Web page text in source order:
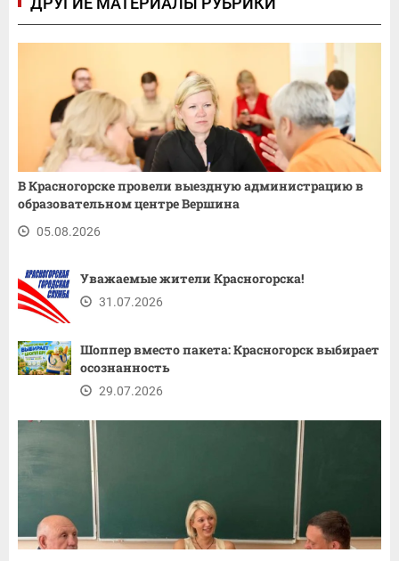
В Красногорске провели выездную администрацию в
образовательном центре Вершина
05.08.2026
Уважаемые жители Красногорска!
31.07.2026
Шоппер вместо пакета: Красногорск выбирает
осознанность
29.07.2026